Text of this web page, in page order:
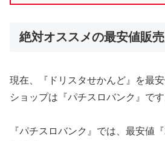
絶対オススメの最安値販売
現在、『ドリスタせかんど』を最
ショップは『パチスロバンク』です
『パチスロバンク』では、最安値